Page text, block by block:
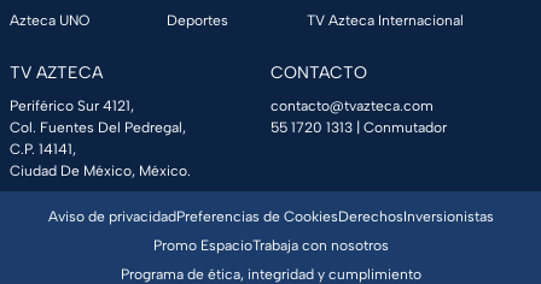
Azteca UNO
Deportes
TV Azteca Internacional
TV AZTECA
Periférico Sur 4121,
Col. Fuentes Del Pedregal,
C.P. 14141,
Ciudad De México, México.
CONTACTO
contacto@tvazteca.com
55 1720 1313 | Conmutador
Aviso de privacidadPreferencias de CookiesDerechosInversionistas
Promo EspacioTrabaja con nosotros
Programa de ética, integridad y cumplimiento